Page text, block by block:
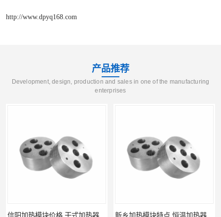
http://www.dpyq168.com
产品推荐
Development, design, production and sales in one of the manufacturing
enterprises
信阳加热模块价格 干式加热器 信誉好 新乡加热模块特点 恒温加热器 杜甫仪器